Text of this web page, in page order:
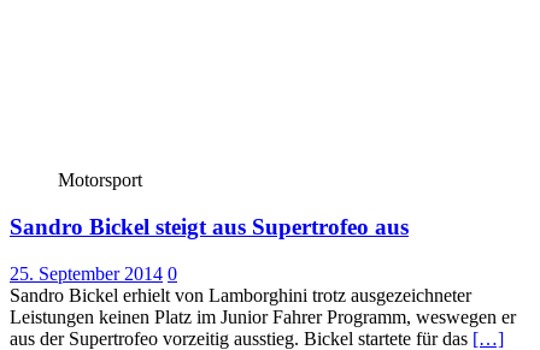
Motorsport
Sandro Bickel steigt aus Supertrofeo aus
25. September 2014 0
Sandro Bickel erhielt von Lamborghini trotz ausgezeichneter
Leistungen keinen Platz im Junior Fahrer Programm, weswegen er
aus der Supertrofeo vorzeitig ausstieg. Bickel startete für das […]